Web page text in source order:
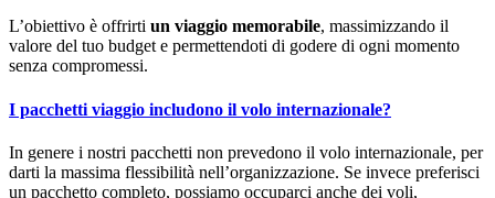
L’obiettivo è offrirti un viaggio memorabile, massimizzando il
valore del tuo budget e permettendoti di godere di ogni momento
senza compromessi.
I pacchetti viaggio includono il volo internazionale?
In genere i nostri pacchetti non prevedono il volo internazionale, per
darti la massima flessibilità nell’organizzazione. Se invece preferisci
un pacchetto completo, possiamo occuparci anche dei voli,